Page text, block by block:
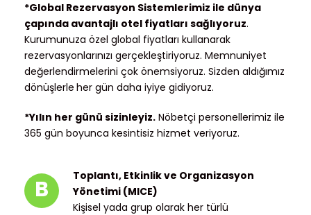
*Global Rezervasyon Sistemlerimiz ile dünya
çapında avantajlı otel fiyatları sağlıyoruz.
Kurumunuza özel global fiyatları kullanarak
rezervasyonlarınızı gerçekleştiriyoruz. Memnuniyet
değerlendirmelerini çok önemsiyoruz. Sizden aldığımız
dönüşlerle her gün daha iyiye gidiyoruz.
*Yılın her günü sizinleyiz. Nöbetçi personellerimiz ile
365 gün boyunca kesintisiz hizmet veriyoruz.
B
Toplantı, Etkinlik ve Organizasyon
Yönetimi (MICE)
Kişisel yada grup olarak her türlü